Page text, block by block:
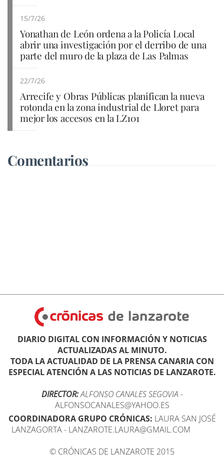
15/7/26
Yonathan de León ordena a la Policía Local
abrir una investigación por el derribo de una
parte del muro de la plaza de Las Palmas
22/7/26
Arrecife y Obras Públicas planifican la nueva
rotonda en la zona industrial de Lloret para
mejor los accesos en la LZ101
Comentarios
DIARIO DIGITAL CON INFORMACIÓN Y NOTICIAS
ACTUALIZADAS AL MINUTO.
TODA LA ACTUALIDAD DE LA PRENSA CANARIA CON
ESPECIAL ATENCIÓN A LAS NOTICIAS DE LANZAROTE.
DIRECTOR:ALFONSO CANALES SEGOVIA -
ALFONSOCANALES@YAHOO.ES
COORDINADORA GRUPO CRÓNICAS: LAURA SAN JOSÉ
LANZAGORTA - LANZAROTE.LAURA@GMAIL.COM
© CRÓNICAS DE LANZAROTE 2015